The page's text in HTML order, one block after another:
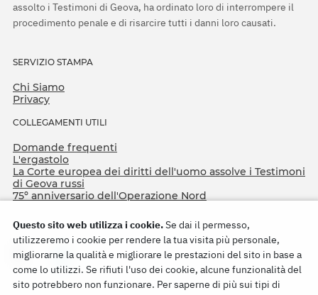
assolto i Testimoni di Geova, ha ordinato loro di interrompere il
procedimento penale e di risarcire tutti i danni loro causati.
SERVIZIO STAMPA
Chi Siamo
Privacy
COLLEGAMENTI UTILI
Domande frequenti
L'ergastolo
La Corte europea dei diritti dell'uomo assolve i Testimoni
di Geova russi
75º anniversario dell'Operazione Nord
Questo sito web utilizza i cookie.Se dai il permesso,
utilizzeremo i cookie per rendere la tua visita più personale,
migliorarne la qualità e migliorare le prestazioni del sito in base a
come lo utilizzi. Se rifiuti l'uso dei cookie, alcune funzionalità del
sito potrebbero non funzionare. Per saperne di più sui tipi di